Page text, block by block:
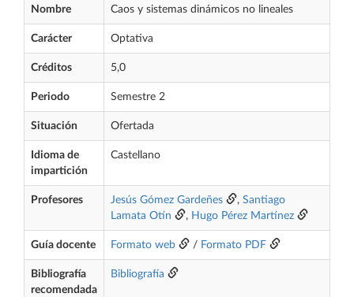
Nombre Caos y sistemas dinámicos no lineales
Carácter Optativa
Créditos 5,0
Periodo Semestre 2
Situación Ofertada
Idioma de
impartición
Castellano
Profesores Jesús Gómez Gardeñes , Santiago
Lamata Otín
, Hugo Pérez Martínez
Guía docente Formato web / Formato PDF
Bibliografía
recomendada
Bibliografía